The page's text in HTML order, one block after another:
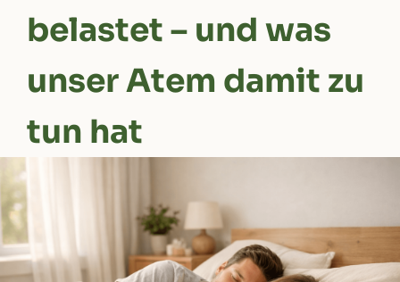
belastet – und was
unser Atem damit zu
tun hat